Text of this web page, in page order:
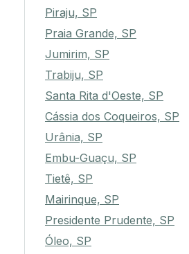
Piraju, SP
Praia Grande, SP
Jumirim, SP
Trabiju, SP
Santa Rita d'Oeste, SP
Cássia dos Coqueiros, SP
Urânia, SP
Embu-Guaçu, SP
Tietê, SP
Mairinque, SP
Presidente Prudente, SP
Óleo, SP